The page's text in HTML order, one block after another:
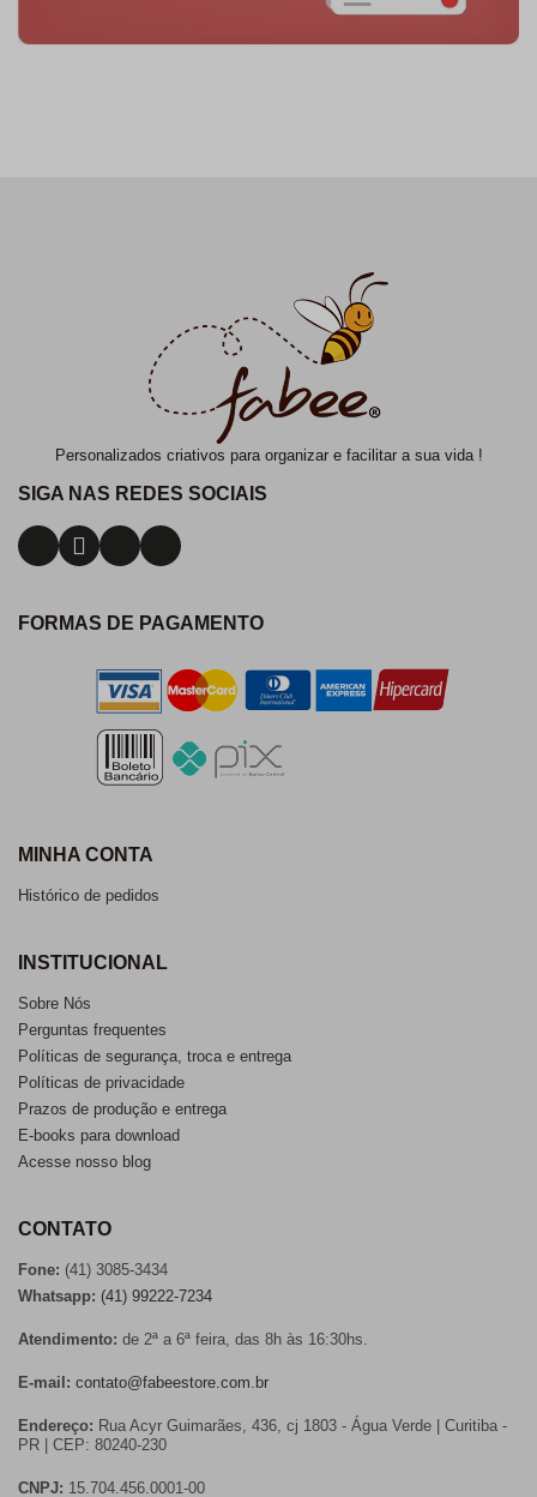
Personalizados criativos para organizar e facilitar a sua vida !
SIGA NAS REDES SOCIAIS
FORMAS DE PAGAMENTO
MINHA CONTA
Histórico de pedidos
INSTITUCIONAL
Sobre Nós
Perguntas frequentes
Políticas de segurança, troca e entrega
Políticas de privacidade
Prazos de produção e entrega
E-books para download
Acesse nosso blog
CONTATO
Fone: (41) 3085-3434
Whatsapp: (41) 99222-7234
Atendimento: de 2ª a 6ª feira, das 8h às 16:30hs.
E-mail: contato@fabeestore.com.br
Endereço: Rua Acyr Guimarães, 436, cj 1803 - Água Verde | Curitiba -
PR | CEP: 80240-230
CNPJ: 15.704.456.0001-00